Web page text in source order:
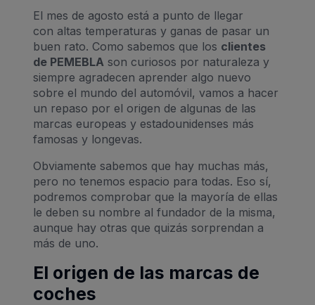
El mes de agosto está a punto de llegar
con altas temperaturas y ganas de pasar un
buen rato. Como sabemos que los clientes
de PEMEBLA son curiosos por naturaleza y
siempre agradecen aprender algo nuevo
sobre el mundo del automóvil, vamos a hacer
un repaso por el origen de algunas de las
marcas europeas y estadounidenses más
famosas y longevas.
Obviamente sabemos que hay muchas más,
pero no tenemos espacio para todas. Eso sí,
podremos comprobar que la mayoría de ellas
le deben su nombre al fundador de la misma,
aunque hay otras que quizás sorprendan a
más de uno.
El origen de las marcas de
coches